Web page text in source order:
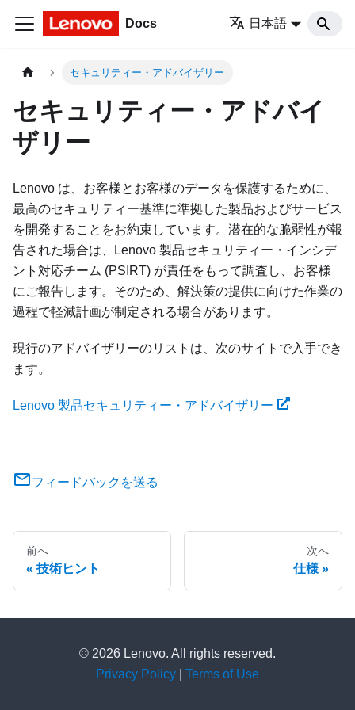
Docs 日本語
セキュリティー・アドバイザリー
セキュリティー・アドバイ
ザリー
Lenovo は、お客様とお客様のデータを保護するために、
最高のセキュリティー基準に準拠した製品およびサービス
を開発することをお約束しています。潜在的な脆弱性が報
告された場合は、Lenovo 製品セキュリティー・インシデ
ント対応チーム (PSIRT) が責任をもって調査し、お客様
にご報告します。そのため、解決策の提供に向けた作業の
過程で軽減計画が制定される場合があります。
現行のアドバイザリーのリストは、次のサイトで入手でき
ます。
Lenovo 製品セキュリティー・アドバイザリー
フィードバックを送る
前へ
技術ヒント
次へ
仕様
© 2026 Lenovo. All rights reserved.
Privacy Policy
Terms of Use